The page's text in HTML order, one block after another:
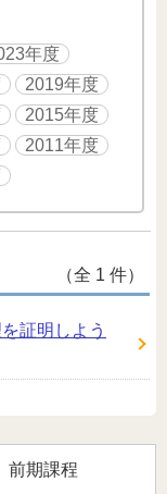
年度
2019年度
2015年度
2011年度
（全 1 件）
証明しよう
前期課程